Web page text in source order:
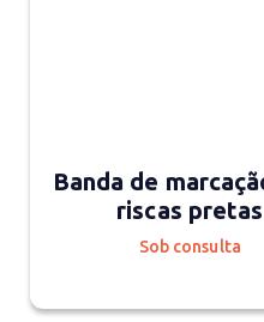
Banda de
riscas pretas
Sob consulta